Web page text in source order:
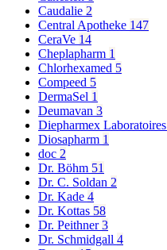
Caudalie 2
Central Apotheke 147
CeraVe 14
Cheplapharm 1
Chlorhexamed 5
Compeed 5
DermaSel 1
Deumavan 3
Diepharmex Laboratoires
Diosapharm 1
doc 2
Dr. Böhm 51
Dr. C. Soldan 2
Dr. Kade 4
Dr. Kottas 58
Dr. Peithner3
Dr. Schmidgall 4